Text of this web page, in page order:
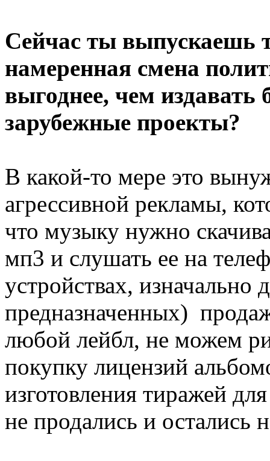
Сейчас ты выпускаешь
намеренная смена
выгоднее, чем издавать
зарубежные проекты?
В какой-то мере это
агрессивной рекламы,
что музыку нужно
мп3 и слушать ее на
устройствах,
предназначенных)
любой лейбл, не можем
покупку лицензий
изготовления тиражей
не продались и остались